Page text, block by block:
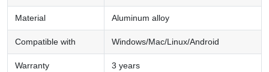
Material Aluminum alloy
Compatible with Windows/Mac/Linux/Android
Warranty 3 years